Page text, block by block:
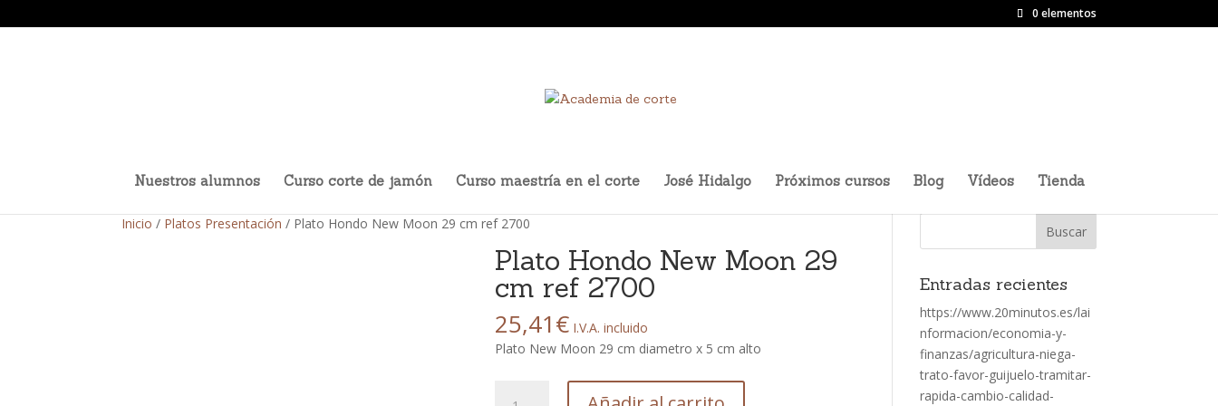
0 elementos
Nuestros alumnos Curso corte de jamón Curso maestría en el corte José Hidalgo Próximos cursos Blog Vídeos Tienda
Inicio / Platos Presentación / Plato Hondo New Moon 29 cm ref 2700
Plato Hondo New Moon 29
cm ref 2700
25,41€ I.V.A. incluido
Plato New Moon 29 cm diametro x 5 cm alto
Entradas recientes
https://www.20minutos.es/lai
nformacion/economia-y-
finanzas/agricultura-niega-
trato-favor-guijuelo-tramitar-
rapida-cambio-calidad-